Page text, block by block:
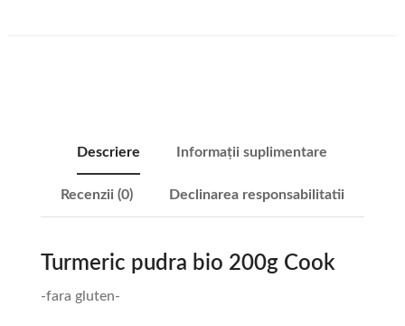
Descriere Informații suplimentare
Recenzii (0) Declinarea responsabilitatii
Turmeric pudra bio 200g Cook
-fara gluten-